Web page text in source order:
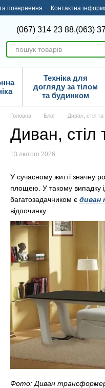
повернення Контактна
(067) 314 23 88,(063)
Техніка для
догляду за тілом
та будинком
Головна Блог Диван, стіл
Диван, стіл
13 лютого 2026
У сучасному житті значну
площею. У такому випадку
багатозадачником є диван
відпочинку.
Фото: Диван